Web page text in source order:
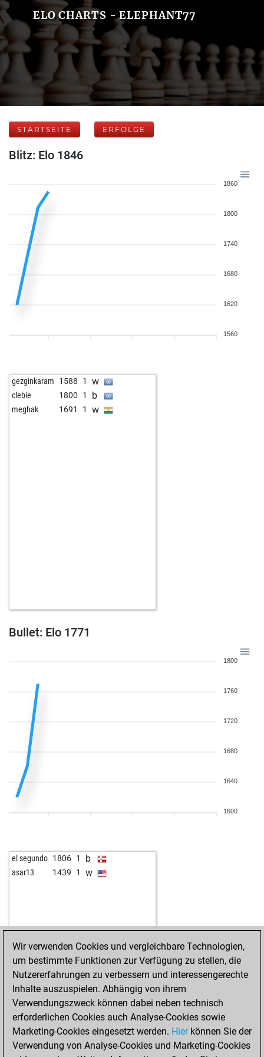
ELO CHARTS - ELEPHANT77
STARTSEITE ERFOLGE
Blitz: Elo 1846
1860
1800
1740
1680
1620
1560
gezginkaram 1588 1 w
clebie 1800 1 b
meghak 1691 1 w
Bullet: Elo 1771
1800
1760
1720
1680
1640
1600
el segundo 1806 1 b
asar13 1439 1 w
Wir verwenden Cookies und vergleichbare Technologien,
um bestimmte Funktionen zur Verfügung zu stellen, die
Nutzererfahrungen zu verbessern und interessengerechte
Inhalte auszuspielen. Abhängig von ihrem
Verwendungszweck können dabei neben technisch
erforderlichen Cookies auch Analyse-Cookies sowie
Marketing-Cookies eingesetzt werden. Hierkönnen Sie der
Verwendung von Analyse-Cookies und Marketing-Cookies